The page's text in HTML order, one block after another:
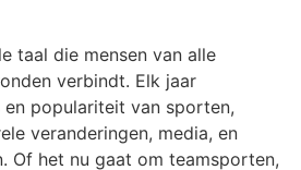
taal die mensen van alle
verbindt. Elk jaar
populariteit van sporten,
veranderingen, media, en
Of het nu gaat om teamsporten,